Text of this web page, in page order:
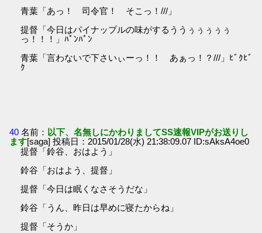
青葉「あっ！ 司令官！ そこっ！///」
提督「今日はパイナップルの味がするううぅぅぅぅぅ
っ！！！」ﾊﾟﾝﾊﾟﾝ
青葉「言わないで下さいぃーっ！！ あぁっ！？///」ﾋﾞｸﾋﾞ
ｸ
40 名前： 以下、名無しにかわりましてSS速報VIPがお送りし
ます[saga] 投稿日：2015/01/28(水) 21:38:09.07 ID:sAksA4oe0
提督「鈴谷、おはよう」
鈴谷「おはよう、提督」
提督「今日は眠くなさそうだな」
鈴谷「うん、昨日は早めに寝たからね」
提督「そうか」